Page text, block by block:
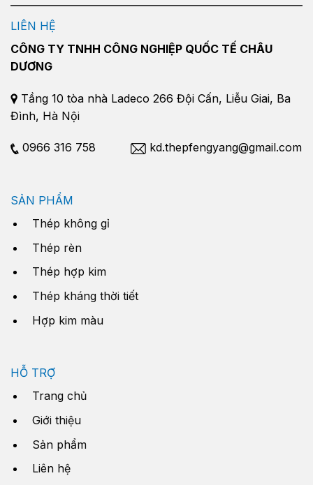
LIÊN HỆ
CÔNG TY TNHH CÔNG NGHIỆP QUỐC TẾ CHÂU
DƯƠNG
Tầng 10 tòa nhà Ladeco 266 Đội Cấn, Liễu Giai, Ba
Đình, Hà Nội
0966 316 758 kd.thepfengyang@gmail.com
SẢN PHẨM
Thép không gỉ
Thép rèn
Thép hợp kim
Thép kháng thời tiết
Hợp kim màu
HỖ TRỢ
Trang chủ
Giới thiệu
Sản phẩm
Liên hệ